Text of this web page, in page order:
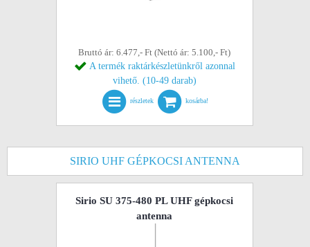
Bruttó ár: 6.477,- Ft (Nettó ár: 5.100,- Ft)
A termék raktárkészletünkről azonnal
vihető. (10-49 darab)
részletek kosárba!
SIRIO UHF GÉPKOCSI ANTENNA
Sirio SU 375-480 PL UHF gépkocsi
antenna